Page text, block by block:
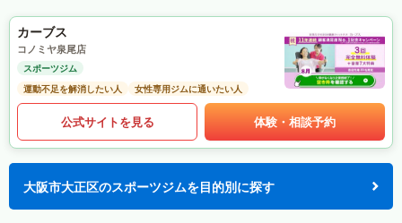
カーブス
コノミヤ泉尾店
スポーツジム
運動不足を解消したい人
女性専用ジムに通いたい人
公式サイトを見る 体験・相談予約
大阪市大正区のスポーツジムを目的別に探す